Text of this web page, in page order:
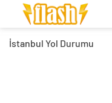
İstanbul Yol Durumu